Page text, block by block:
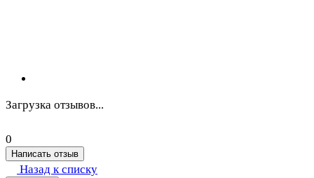
Загрузка отзывов...
0
Написать отзыв
Назад к списку